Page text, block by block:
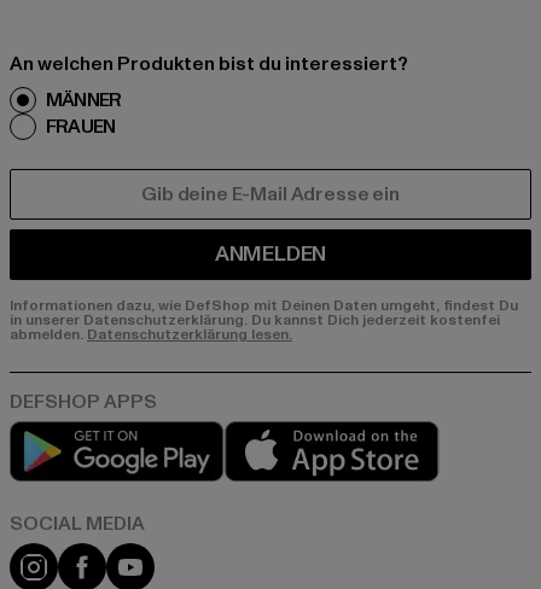
An welchen Produkten bist du interessiert?
MÄNNER
FRAUEN
ANMELDEN
Informationen dazu, wie DefShop mit Deinen Daten umgeht, findest Du
in unserer Datenschutzerklärung. Du kannst Dich jederzeit kostenfei
abmelden. Datenschutzerklärung lesen.
Play market
Instagram
FacebookYouTube